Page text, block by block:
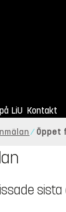
LiU Kontakt
Öppet